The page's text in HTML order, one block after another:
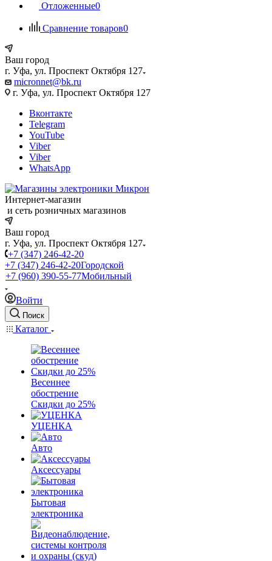
Отложенные0
Сравнение товаров0
Ваш город
г. Уфа, ул. Проспект Октября 127
micronnet@bk.ru
г. Уфа, ул. Проспект Октября 127
Вконтакте
Telegram
YouTube
Viber
Viber
WhatsApp
Интернет-магазин
и сеть розничных магазинов
Ваш город
г. Уфа, ул. Проспект Октября 127
+7 (347) 246-42-20
+7 (347) 246-42-20Городской
+7 (960) 390-55-77Мобильный
Войти
Поиск
Каталог
Весеннее
обострение
Скидки до 25%
УЦЕНКА
Авто
Аксессуары
Бытовая
электроника